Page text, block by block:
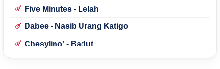
Five Minutes - Lelah
Dabee - Nasib Urang Katigo
Chesylino' - Badut